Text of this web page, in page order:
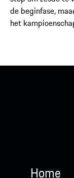
de beginfase,
het
Home